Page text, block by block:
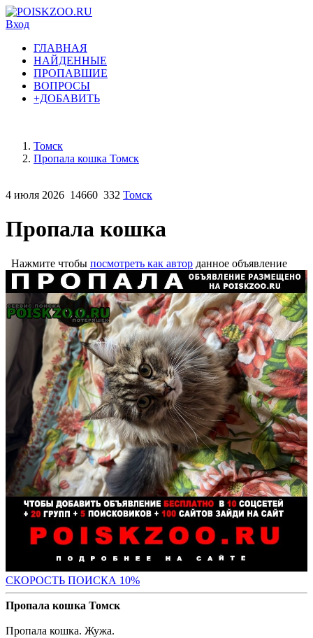
Вход
ГЛАВНАЯ
НАЙДЕННЫЕ
ПРОПАВШИЕ
ВОПРОСЫ
+ДОБАВИТЬ
Томск
Пропала кошка Томск
4 июля 2026 14660 332 Томск
Пропала кошка
Нажмите чтобы посмотреть как автор данное объявление
СКОРОСТЬ ПОИСКА 10%
Пропала кошка Томск
Пропала кошка. Жужа.